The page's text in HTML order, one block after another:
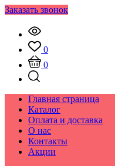
Заказать звонок
0
0
Главная страница
Каталог
Оплата и доставка
О нас
Контакты
Акции